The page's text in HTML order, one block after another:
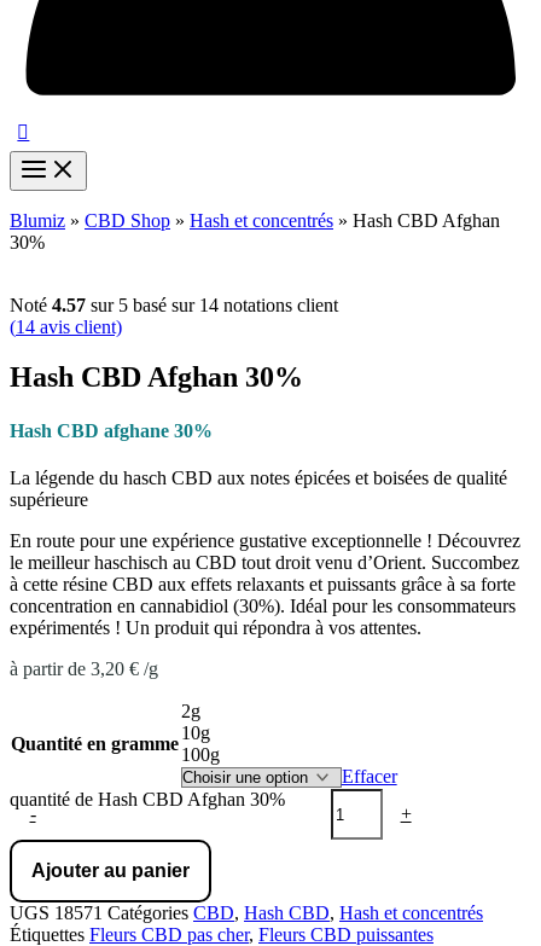
Blumiz » CBD Shop » Hash et concentrés » Hash CBD Afghan
30%
Noté 4.57 sur 5 basé sur 14 notations client
(14 avis client)
Hash CBD Afghan 30%
Hash CBD afghane 30%
La légende du hasch CBD aux notes épicées et boisées de qualité
supérieure
En route pour une expérience gustative exceptionnelle ! Découvrez
le meilleur haschisch au CBD tout droit venu d’Orient. Succombez
à cette résine CBD aux effets relaxants et puissants grâce à sa forte
concentration en cannabidiol (30%). Idéal pour les consommateurs
expérimentés ! Un produit qui répondra à vos attentes.
à partir de 3,20 € /g
Quantité en gramme
2g
10g
100g
Effacer
-
quantité de Hash CBD Afghan 30%
+
Ajouter au panier
UGS 18571 Catégories CBD, Hash CBD, Hash et concentrés
Étiquettes Fleurs CBD pas cher, Fleurs CBD puissantes